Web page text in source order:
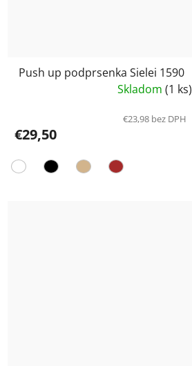
Push up podprsenka Sielei 1590
Skladom (1 ks)
€23,98 bez DPH
€29,50